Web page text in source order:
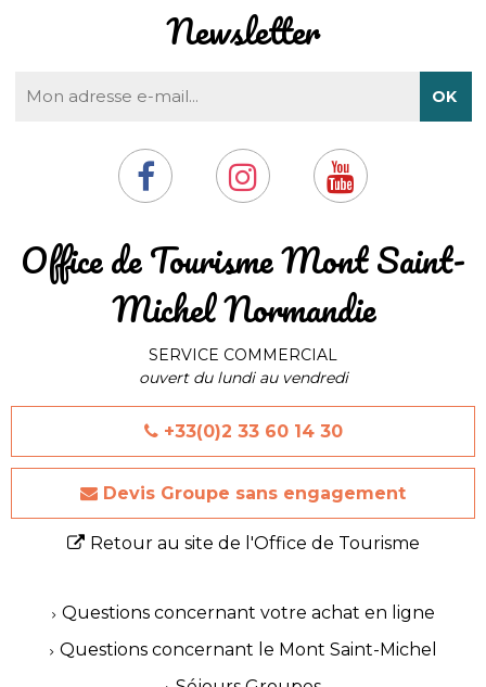
​Office de Tourisme Mont Saint-
Michel Normandie
SERVICE COMMERCIAL
ouvert du lundi au vendredi
+33(0)2 33 60 14 30
Devis Groupe sans engagement
Retour au site de l'Office de Tourisme
Newsletter
Questions concernant votre achat en ligne
Questions concernant le Mont Saint-Michel